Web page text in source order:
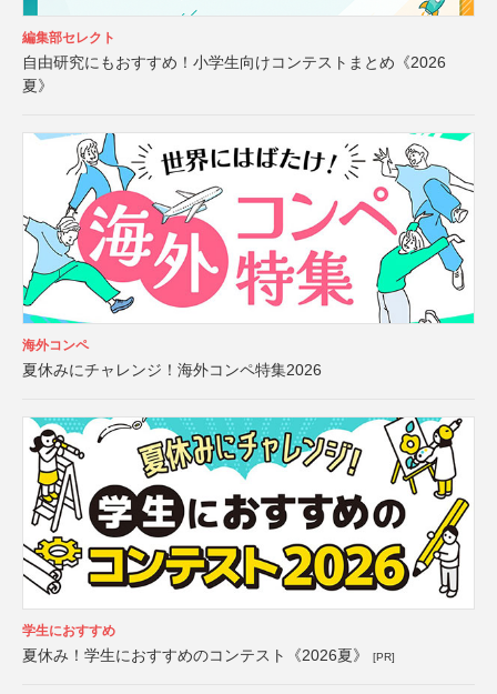
編集部セレクト
自由研究にもおすすめ！小学生向けコンテストまとめ《2026
夏》
海外コンペ
夏休みにチャレンジ！海外コンペ特集2026
学生におすすめ
夏休み！学生におすすめのコンテスト《2026夏》 [PR]